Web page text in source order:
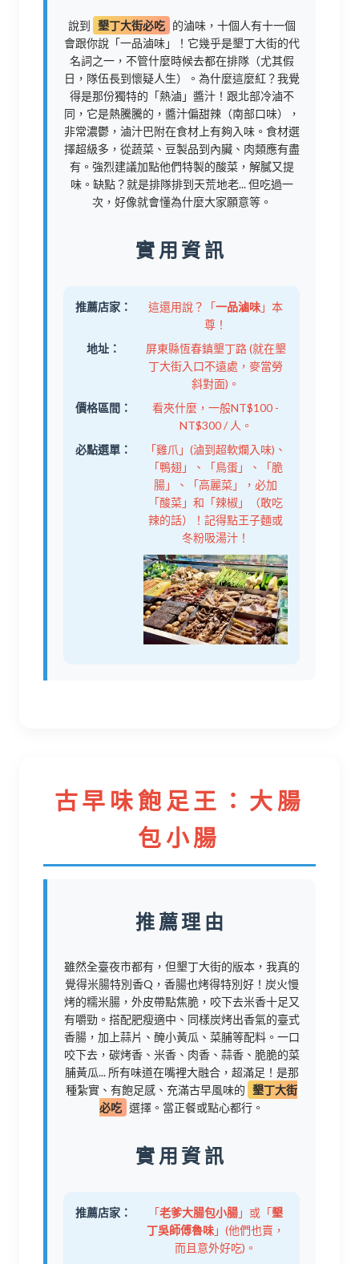
說到 墾丁大街必吃
的滷味，十個人有十一個
會跟你說「一品滷味」！它幾乎是墾丁大街的代
名詞之一，不管什麼時候去都在排隊（尤其假
日，隊伍長到懷疑人生）。為什麼這麼紅？我覺
得是那份獨特的「熱滷」醬汁！跟北部冷滷不
同，它是熱騰騰的，醬汁偏甜辣（南部口味），
非常濃鬱，滷汁巴附在食材上有夠入味。食材選
擇超級多，從蔬菜、豆製品到內臟、肉類應有盡
有。強烈建議加點他們特製的酸菜，解膩又提
味。缺點？就是排隊排到天荒地老... 但吃過一
次，好像就會懂為什麼大家願意等。
實用資訊
推薦店家： 這還用說？「一品滷味」本
尊！
地址：
屏東縣恆春鎮墾丁路 (就在墾
丁大街入口不遠處，麥當勞
斜對面)。
價格區間：
看夾什麼，一般NT$100 -
NT$300 / 人。
必點選單：
「雞爪」(滷到超軟爛入味)、
「鴨翅」、「鳥蛋」、「脆
腸」、「高麗菜」，必加
「酸菜」和「辣椒」（敢吃
辣的話）！記得點王子麵或
冬粉吸湯汁！
古早味飽足王：大腸
包小腸
推薦理由
雖然全臺夜市都有，但墾丁大街的版本，我真的
覺得米腸特別香Q，香腸也烤得特別好！炭火慢
烤的糯米腸，外皮帶點焦脆，咬下去米香十足又
有嚼勁。搭配肥瘦適中、同樣炭烤出香氣的臺式
香腸，加上蒜片、醃小黃瓜、菜脯等配料。一口
咬下去，碳烤香、米香、肉香、蒜香、脆脆的菜
脯黃瓜... 所有味道在嘴裡大融合，超滿足！是那
種紮實、有飽足感、充滿古早風味的 墾丁大街
必吃 選擇。當正餐或點心都行。
實用資訊
推薦店家： 「老爹大腸包小腸」或「墾
丁吳師傅魯味」(他們也賣，
而且意外好吃)。